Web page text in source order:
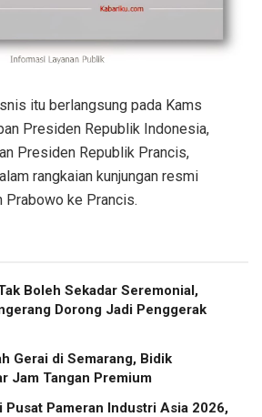
itu berlangsung pada Kams
Presiden Republik Indonesia,
Presiden Republik Prancis,
rangkaian kunjungan resmi
Prabowo ke Prancis.
Boleh Sekadar Seremonial,
Dorong Jadi Penggerak
Gerai di Semarang, Bidik
Jam Tangan Premium
Pusat Pameran Industri Asia 2026,